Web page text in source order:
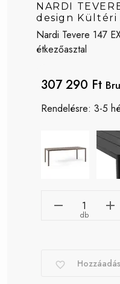
NARDI
design Kültéri
Nardi Tevere 147
étkezőasztal
307 290 Ft
Rendelésre: 3-5
db